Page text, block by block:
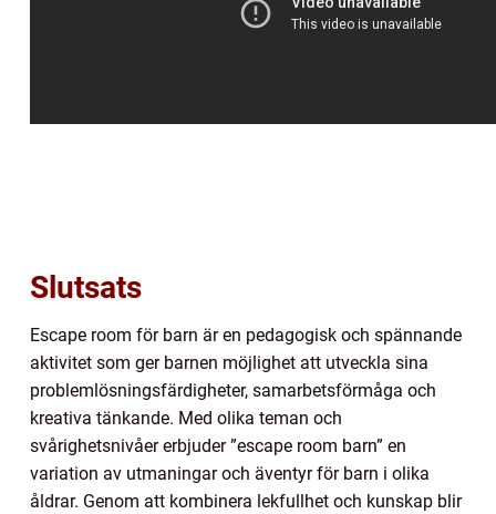
Slutsats
Escape room för barn är en pedagogisk och spännande
aktivitet som ger barnen möjlighet att utveckla sina
problemlösningsfärdigheter, samarbetsförmåga och
kreativa tänkande. Med olika teman och
svårighetsnivåer erbjuder ”escape room barn” en
variation av utmaningar och äventyr för barn i olika
åldrar. Genom att kombinera lekfullhet och kunskap blir